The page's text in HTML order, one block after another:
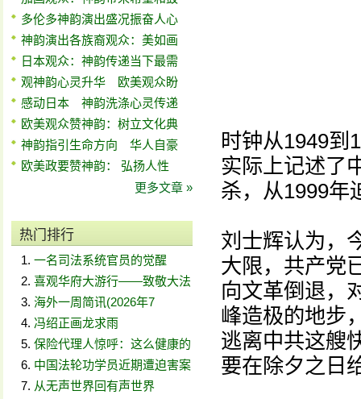
多伦多神韵演出盛况振奋人心
神韵演出各族裔观众：美如画
日本观众：神韵传递当下最需
观神韵心灵升华 欧美观众盼
感动日本 神韵洗涤心灵传递
欧美观众赞神韵：树立文化典
神韵指引生命方向 华人自豪
欧美政要赞神韵： 弘扬人性
更多文章 »
热门排行
一名司法系统官员的觉醒
喜观华府大游行——致敬大法
海外一周简讯(2026年7
冯绍正画龙求雨
保险代理人惊呼：这么健康的
中国法轮功学员近期遭迫害案
从无声世界回有声世界
时钟从1949到
实际上记述了
杀，从1999年
刘士辉认为，
大限，共产党
向文革倒退，
峰造极的地步
逃离中共这艘
要在除夕之日